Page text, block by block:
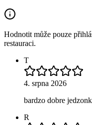
Hodnotit může pouze
restauraci.
T
4. srpna 2026
bardzo dobre
R